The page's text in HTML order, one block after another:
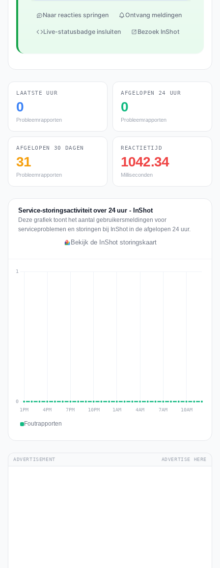
Naar reacties springen Ontvang meldingen
Live-statusbadge insluiten Bezoek InShot
LAATSTE UUR
0
Probleemrapporten
AFGELOPEN 24 UUR
0
Probleemrapporten
AFGELOPEN 30 DAGEN
31
Probleemrapporten
REACTIETIJD
1042.34
Milliseconden
Service-storingsactiviteit over 24 uur - InShot
Deze grafiek toont het aantal gebruikersmeldingen voor
serviceproblemen en storingen bij InShot in de afgelopen 24 uur.
Bekijk de InShot storingskaart
Foutrapporten
ADVERTISEMENT ADVERTISE HERE